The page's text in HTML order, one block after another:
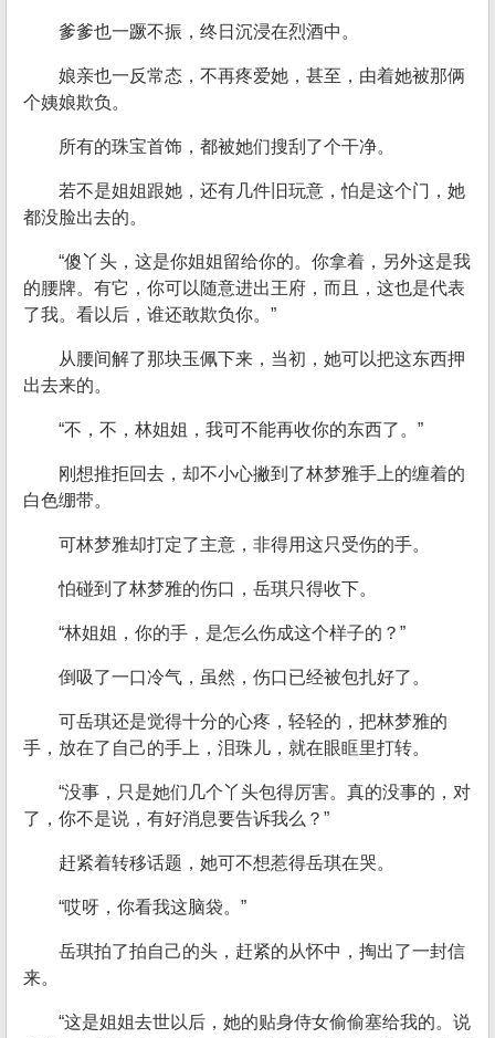
爹爹也一蹶不振，终日沉浸在烈酒中。
娘亲也一反常态，不再疼爱她，甚至，由着她被那俩
个姨娘欺负。
所有的珠宝首饰，都被她们搜刮了个干净。
若不是姐姐跟她，还有几件旧玩意，怕是这个门，她
都没脸出去的。
“傻丫头，这是你姐姐留给你的。你拿着，另外这是我
的腰牌。有它，你可以随意进出王府，而且，这也是代表
了我。看以后，谁还敢欺负你。”
从腰间解了那块玉佩下来，当初，她可以把这东西押
出去来的。
“不，不，林姐姐，我可不能再收你的东西了。”
刚想推拒回去，却不小心撇到了林梦雅手上的缠着的
白色绷带。
可林梦雅却打定了主意，非得用这只受伤的手。
怕碰到了林梦雅的伤口，岳琪只得收下。
“林姐姐，你的手，是怎么伤成这个样子的？”
倒吸了一口冷气，虽然，伤口已经被包扎好了。
可岳琪还是觉得十分的心疼，轻轻的，把林梦雅的
手，放在了自己的手上，泪珠儿，就在眼眶里打转。
“没事，只是她们几个丫头包得厉害。真的没事的，对
了，你不是说，有好消息要告诉我么？”
赶紧着转移话题，她可不想惹得岳琪在哭。
“哎呀，你看我这脑袋。”
岳琪拍了拍自己的头，赶紧的从怀中，掏出了一封信
来。
“这是姐姐去世以后，她的贴身侍女偷偷塞给我的。说